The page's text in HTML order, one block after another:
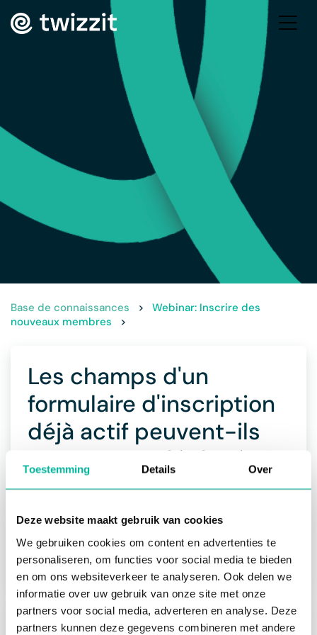
Toestemming Details Over
Deze website maakt gebruik van cookies
We gebruiken cookies om content en advertenties te
personaliseren, om functies voor social media te bieden
en om ons websiteverkeer te analyseren. Ook delen we
informatie over uw gebruik van onze site met onze
partners voor social media, adverteren en analyse. Deze
partners kunnen deze gegevens combineren met andere
Base de connaissances >
Webinar: Inscrire des
nouveaux membres
>
Les champs d'un
formulaire d'inscription
déjà actif peuvent-ils
encore être déplacés ?
formulaire se fait en cliquant sur les flèches à côté
du champ que vous souhaitez déplacer, puis en le
faisant glisser à l'endroit souhaité.
Est-il possible de fixer des tarifs